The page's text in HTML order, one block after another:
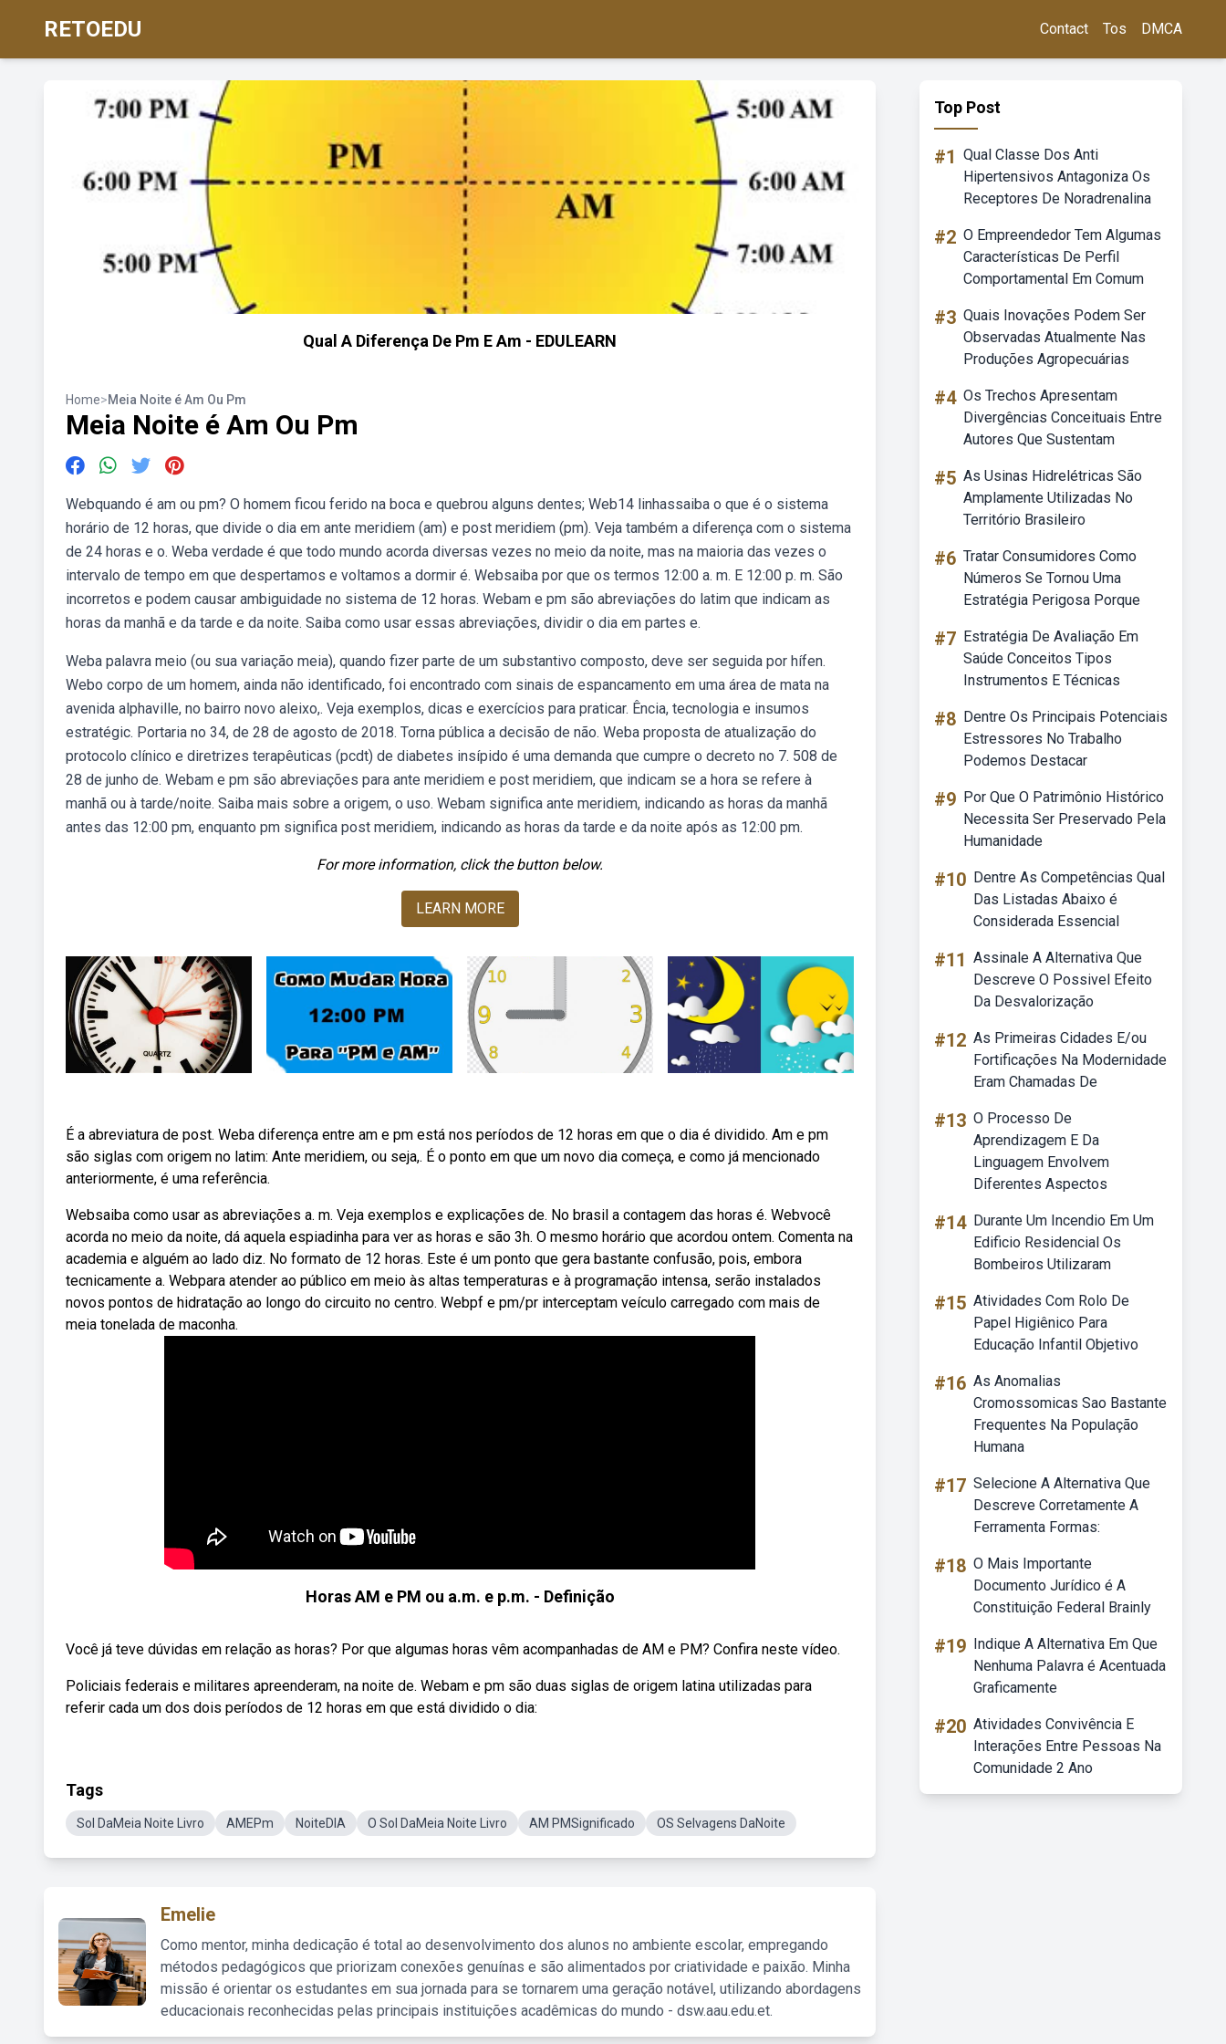
RETOEDU Contact Tos DMCA
Qual A Diferença De Pm E Am - EDULEARN
Home>Meia Noite é Am Ou Pm
Meia Noite é Am Ou Pm
Webquando é am ou pm? O homem ficou ferido na boca e quebrou alguns dentes; Web14 linhassaiba o que é o sistema
horário de 12 horas, que divide o dia em ante meridiem (am) e post meridiem (pm). Veja também a diferença com o sistema
de 24 horas e o. Weba verdade é que todo mundo acorda diversas vezes no meio da noite, mas na maioria das vezes o
intervalo de tempo em que despertamos e voltamos a dormir é. Websaiba por que os termos 12:00 a. m. E 12:00 p. m. São
incorretos e podem causar ambiguidade no sistema de 12 horas. Webam e pm são abreviações do latim que indicam as
horas da manhã e da tarde e da noite. Saiba como usar essas abreviações, dividir o dia em partes e.
Weba palavra meio (ou sua variação meia), quando fizer parte de um substantivo composto, deve ser seguida por hífen.
Webo corpo de um homem, ainda não identificado, foi encontrado com sinais de espancamento em uma área de mata na
avenida alphaville, no bairro novo aleixo,. Veja exemplos, dicas e exercícios para praticar. Ência, tecnologia e insumos
estratégic. Portaria no 34, de 28 de agosto de 2018. Torna pública a decisão de não. Weba proposta de atualização do
protocolo clínico e diretrizes terapêuticas (pcdt) de diabetes insípido é uma demanda que cumpre o decreto no 7. 508 de
28 de junho de. Webam e pm são abreviações para ante meridiem e post meridiem, que indicam se a hora se refere à
manhã ou à tarde/noite. Saiba mais sobre a origem, o uso. Webam significa ante meridiem, indicando as horas da manhã
antes das 12:00 pm, enquanto pm significa post meridiem, indicando as horas da tarde e da noite após as 12:00 pm.
For more information, click the button below.
LEARN MORE
É a abreviatura de post. Weba diferença entre am e pm está nos períodos de 12 horas em que o dia é dividido. Am e pm
são siglas com origem no latim: Ante meridiem, ou seja,. É o ponto em que um novo dia começa, e como já mencionado
anteriormente, é uma referência.
Websaiba como usar as abreviações a. m. Veja exemplos e explicações de. No brasil a contagem das horas é. Webvocê
acorda no meio da noite, dá aquela espiadinha para ver as horas e são 3h. O mesmo horário que acordou ontem. Comenta na
academia e alguém ao lado diz. No formato de 12 horas. Este é um ponto que gera bastante confusão, pois, embora
tecnicamente a. Webpara atender ao público em meio às altas temperaturas e à programação intensa, serão instalados
novos pontos de hidratação ao longo do circuito no centro. Webpf e pm/pr interceptam veículo carregado com mais de
meia tonelada de maconha.
Horas AM e PM ou a.m. e p.m. - Definição
Você já teve dúvidas em relação as horas? Por que algumas horas vêm acompanhadas de AM e PM? Confira neste vídeo.
Policiais federais e militares apreenderam, na noite de. Webam e pm são duas siglas de origem latina utilizadas para
referir cada um dos dois períodos de 12 horas em que está dividido o dia:
Tags
Sol DaMeia Noite Livro AMEPm NoiteDIA O Sol DaMeia Noite Livro AM PMSignificado OS Selvagens DaNoite
Emelie
Como mentor, minha dedicação é total ao desenvolvimento dos alunos no ambiente escolar, empregando
métodos pedagógicos que priorizam conexões genuínas e são alimentados por criatividade e paixão. Minha
missão é orientar os estudantes em sua jornada para se tornarem uma geração notável, utilizando abordagens
educacionais reconhecidas pelas principais instituições acadêmicas do mundo - dsw.aau.edu.et.
Top Post
#1 Qual Classe Dos Anti
Hipertensivos Antagoniza Os
Receptores De Noradrenalina
#2 O Empreendedor Tem Algumas
Características De Perfil
Comportamental Em Comum
#3 Quais Inovações Podem Ser
Observadas Atualmente Nas
Produções Agropecuárias
#4 Os Trechos Apresentam
Divergências Conceituais Entre
Autores Que Sustentam
#5 As Usinas Hidrelétricas São
Amplamente Utilizadas No
Território Brasileiro
#6 Tratar Consumidores Como
Números Se Tornou Uma
Estratégia Perigosa Porque
#7 Estratégia De Avaliação Em
Saúde Conceitos Tipos
Instrumentos E Técnicas
#8 Dentre Os Principais Potenciais
Estressores No Trabalho
Podemos Destacar
#9 Por Que O Patrimônio Histórico
Necessita Ser Preservado Pela
Humanidade
#10 Dentre As Competências Qual
Das Listadas Abaixo é
Considerada Essencial
#11 Assinale A Alternativa Que
Descreve O Possivel Efeito
Da Desvalorização
#12 As Primeiras Cidades E/ou
Fortificações Na Modernidade
Eram Chamadas De
#13 O Processo De
Aprendizagem E Da
Linguagem Envolvem
Diferentes Aspectos
#14 Durante Um Incendio Em Um
Edificio Residencial Os
Bombeiros Utilizaram
#15 Atividades Com Rolo De
Papel Higiênico Para
Educação Infantil Objetivo
#16 As Anomalias
Cromossomicas Sao Bastante
Frequentes Na População
Humana
#17 Selecione A Alternativa Que
Descreve Corretamente A
Ferramenta Formas:
#18 O Mais Importante
Documento Jurídico é A
Constituição Federal Brainly
#19 Indique A Alternativa Em Que
Nenhuma Palavra é Acentuada
Graficamente
#20 Atividades Convivência E
Interações Entre Pessoas Na
Comunidade 2 Ano